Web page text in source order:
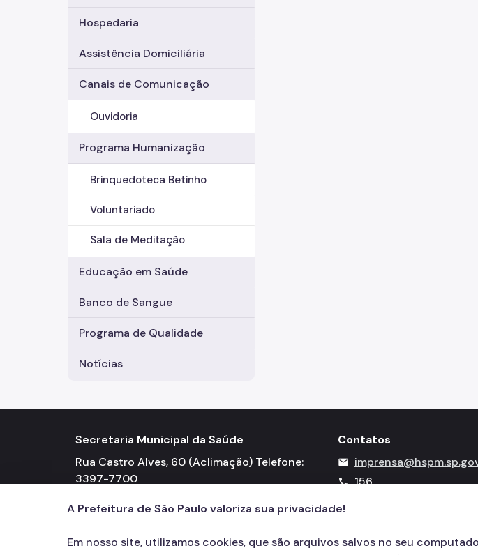
Hospedaria
Assistência Domiciliária
Canais de Comunicação
Ouvidoria
Programa Humanização
Brinquedoteca Betinho
Voluntariado
Sala de Meditação
Educação em Saúde
Banco de Sangue
Programa de Qualidade
Notícias
Secretaria Municipal da Saúde
Rua Castro Alves, 60 (Aclimação) Telefone:
3397-7700
Contatos
mail
call 156
A Prefeitura de São Paulo valoriza sua privacidade!
Em nosso site, utilizamos cookies, que são arquivos salvos no seu